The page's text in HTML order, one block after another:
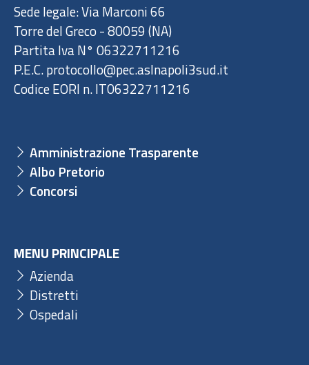
Sede legale: Via Marconi 66
Torre del Greco - 80059 (NA)
Partita Iva N° 06322711216
P.E.C. protocollo@pec.aslnapoli3sud.it
Codice EORI n. IT06322711216
Amministrazione Trasparente
Albo Pretorio
Concorsi
MENU PRINCIPALE
Azienda
Distretti
Ospedali